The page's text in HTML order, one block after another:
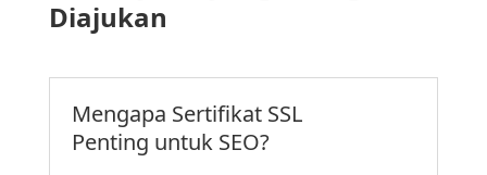
Diajukan
Mengapa Sertifikat SSL
Penting untuk SEO?